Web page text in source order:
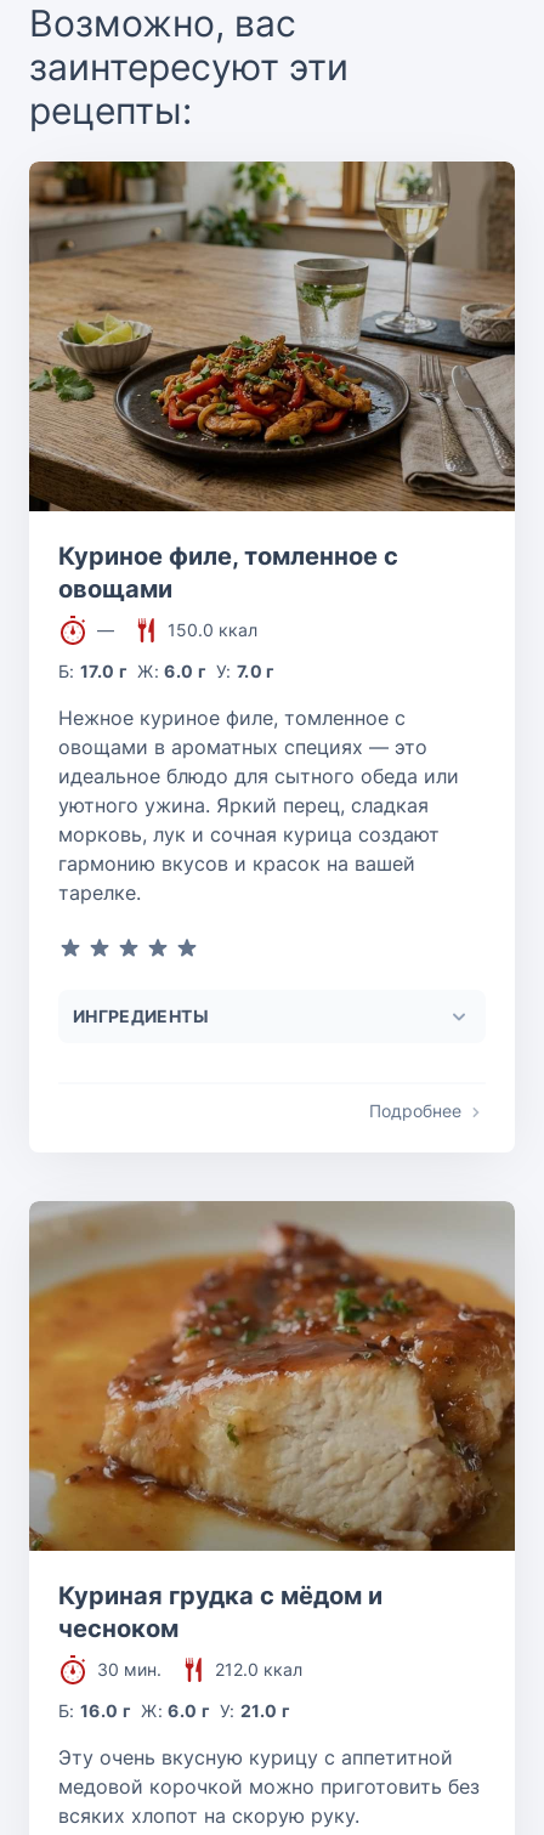
Возможно, вас
заинтересуют эти
рецепты:
Куриное филе, томленное с
овощами
—
150.0 ккал
Б:17.0 г Ж:6.0 г У:7.0 г
Нежное куриное филе, томленное с
овощами в ароматных специях — это
идеальное блюдо для сытного обеда или
уютного ужина. Яркий перец, сладкая
морковь, лук и сочная курица создают
гармонию вкусов и красок на вашей
тарелке.
ИНГРЕДИЕНТЫ
Подробнее
Куриная грудка с мёдом и
чесноком
30 мин.
212.0 ккал
Б:16.0 г Ж:6.0 г У:21.0 г
Эту очень вкусную курицу с аппетитной
медовой корочкой можно приготовить без
всяких хлопот на скорую руку.